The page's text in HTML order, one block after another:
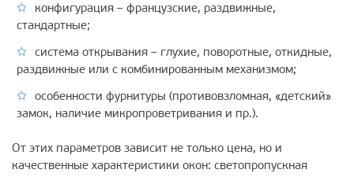
конфигурация – французские, раздвижные,
стандартные;
система открывания – глухие, поворотные, откидные,
раздвижные или с комбинированным механизмом;
особенности фурнитуры (противовзломная, «детский»
замок, наличие микропроветривания и пр.).
От этих параметров зависит не только цена, но и
качественные характеристики окон: светопропускная